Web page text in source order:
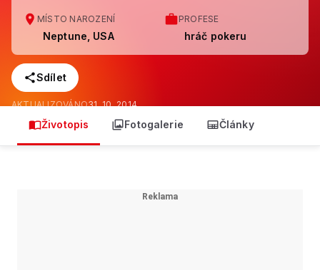
MÍSTO NAROZENÍ
Neptune, USA
PROFESE
hráč pokeru
Sdílet
AKTUALIZOVÁNO31. 10. 2014
Životopis Fotogalerie Články